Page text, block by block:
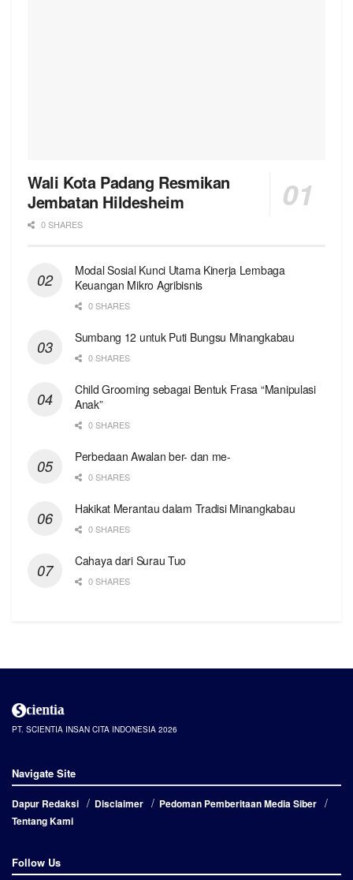
Wali Kota Padang Resmikan
Jembatan Hildesheim
0 SHARES
Modal Sosial Kunci Utama Kinerja Lembaga
Keuangan Mikro Agribisnis
0 SHARES
Sumbang 12 untuk Puti Bungsu Minangkabau
0 SHARES
Child Grooming sebagai Bentuk Frasa “Manipulasi
Anak”
0 SHARES
Perbedaan Awalan ber- dan me-
0 SHARES
Hakikat Merantau dalam Tradisi Minangkabau
0 SHARES
Cahaya dari Surau Tuo
0 SHARES
PT. SCIENTIA INSAN CITA INDONESIA 2026
Navigate Site
Dapur Redaksi Disclaimer
Pedoman Pemberitaan Media Siber
Tentang Kami
Follow Us